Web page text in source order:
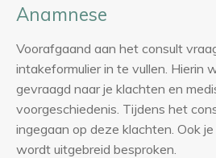
Anamnese
Voorafgaand aan het consult
intakeformulier in te vullen. Hierin
gevraagd naar je klachten en
voorgeschiedenis. Tijdens het
ingegaan op deze klachten. Ook
wordt uitgebreid besproken.